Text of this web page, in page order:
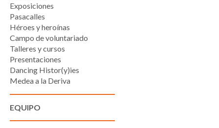
Exposiciones
Pasacalles
Héroes y heroínas
Campo de voluntariado
Talleres y cursos
Presentaciones
Dancing Histor(y)ies
Medea a la Deriva
EQUIPO